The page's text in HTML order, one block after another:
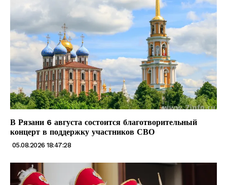
В Рязани 6 августа состоится благотворительный
концерт в поддержку участников СВО
05.08.2026 18:47:28